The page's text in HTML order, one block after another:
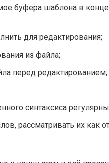
буфера шаблона в
для редактирования;
из файла;
перед редактированием;
синтаксиса
рассматривать их как